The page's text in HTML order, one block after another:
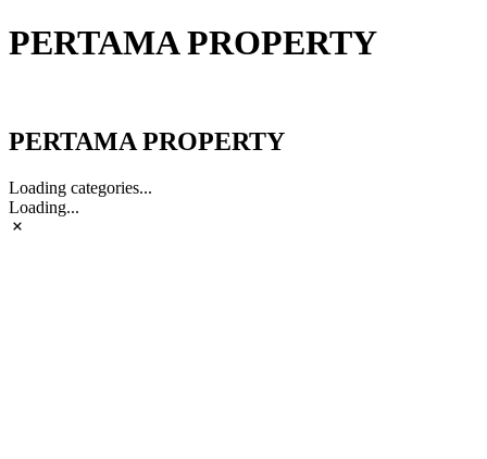
PERTAMA PROPERTY
PERTAMA PROPERTY
Loading categories...
Loading...